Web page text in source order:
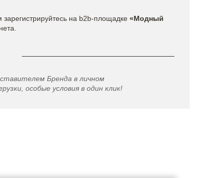
зарегистрируйтесь на b2b-площадке «Модный
Бренда в личном
особые условия в один клик!